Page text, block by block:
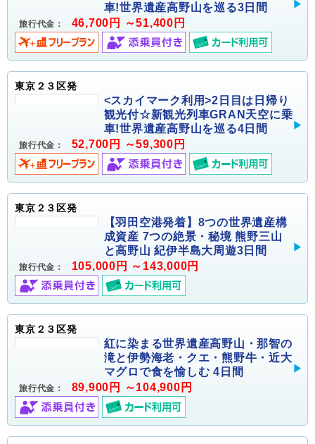
車!世界遺産高野山を巡る3日間
旅行代金： 46,700円 ～51,400円
東京２３区発
<スカイマーク利用>2日目は日帰り
観光付☆新観光列車GRAN天空に乗
車!世界遺産高野山を巡る4日間
旅行代金： 52,700円 ～59,300円
東京２３区発
【羽田空港発着】8つの世界遺産構
成資産 7つの絶景・秘境 熊野三山
と高野山 紀伊半島大周遊3日間
旅行代金： 105,000円 ～143,000円
東京２３区発
紅に染まる世界遺産高野山・那智の
滝と伊勢海老・クエ・熊野牛・近大
マグロで食を愉しむ 4日間
旅行代金： 89,900円 ～104,900円